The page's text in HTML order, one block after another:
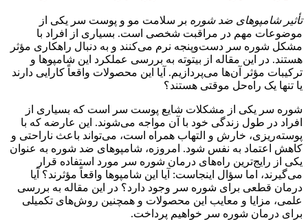
شامپوهای ضد شوره بر سلامت مو و پوست سر یکی از
مهم در مراقبت شخصی است. بسیاری از افراد با
شوره سر دست‌وپنجه نرم می‌کنند و به دنبال راهکاری مؤثر
در این مقاله از بیتوته به بررسی عملکرد این شامپوها و
مؤثر آن‌ها می‌پردازیم. آیا این محصولات واقعاً کارایی دارند
تنها یک راه‌حل موقتی هستند؟
سر یکی از مشکلات شایع پوست سر است که بسیاری از
در طول زندگی خود با آن مواجه می‌شوند. این عارضه که با
خارش و التهاب همراه است، می‌تواند باعث ناراحتی و
اعتماد به نفس شود. امروزه، شامپوهای ضد شوره به عنوان
از رایج‌ترین راه‌های درمان شوره سر مورد استفاده قرار
اما سؤال اینجاست: آیا این شامپوها واقعاً مؤثرند؟ آیا
قطعی برای شوره سر وجود دارد؟ در این مقاله به بررسی
مزایا و معایب این محصولات و همچنین روش‌های تکمیلی
درمان شوره سر خواهیم پرداخت.